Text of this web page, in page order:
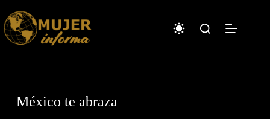
contenido
México te abraza